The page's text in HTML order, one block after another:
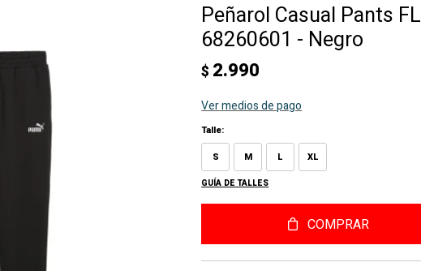
Peñarol Casual Pants FL
68260601 - Negro
$ 2.990
Ver medios de pago
Talle:
S
M L XL
GUÍA DE TALLES
COMPRAR